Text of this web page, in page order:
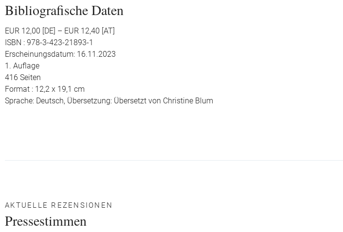
Bibliografische Daten
EUR 12,00 [DE] – EUR 12,40 [AT]
ISBN : 978-3-423-21893-1
Erscheinungsdatum: 16.11.2023
1. Auflage
416 Seiten
Format : 12,2 x 19,1 cm
Sprache: Deutsch, Übersetzung: Übersetzt von Christine Blum
AKTUELLE REZENSIONEN
Pressestimmen